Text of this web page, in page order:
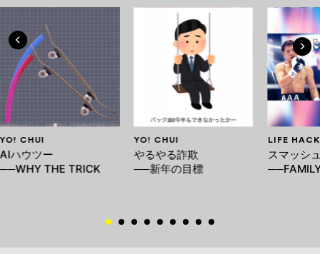
YO! CHUI
AIハウツー
──WHY THE TRICK
YO! CHUI
やるやる詐欺
──新年の目標
LIFE HACK
スマッシ